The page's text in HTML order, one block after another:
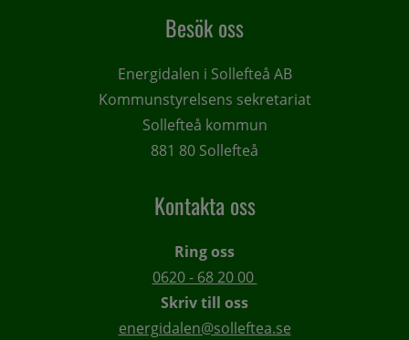
Besök oss
Energidalen i Sollefteå AB
Kommunstyrelsens sekretariat
Sollefteå kommun
881 80 Sollefteå
Kontakta oss
Ring oss
0620 - 68 20 00
Skriv till oss
energidalen@solleftea.se